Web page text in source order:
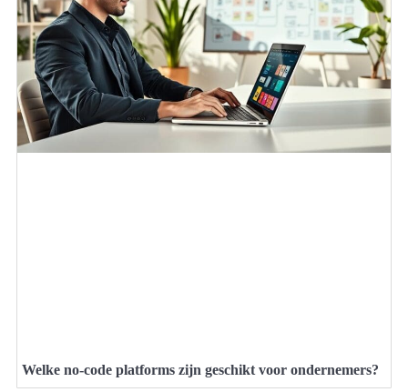
Welke no-code platforms zijn geschikt voor ondernemers?